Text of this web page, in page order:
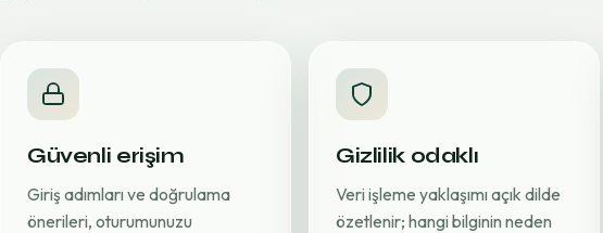
Güvenli erişim
Giriş adımları ve doğrulama
önerileri, oturumunuzu
Gizlilik odaklı
Veri işleme yaklaşımı açık dilde
özetlenir; hangi bilginin neden